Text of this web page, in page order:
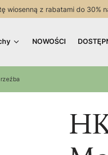
wiosenną z rabatami do 30%
NOWOŚCI